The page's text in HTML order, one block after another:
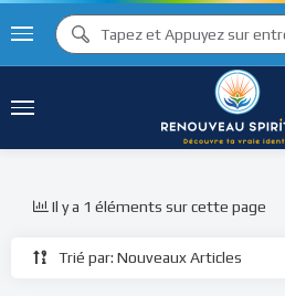
Trié par: Nouveaux Articles
Il y a 1 éléments sur cette page